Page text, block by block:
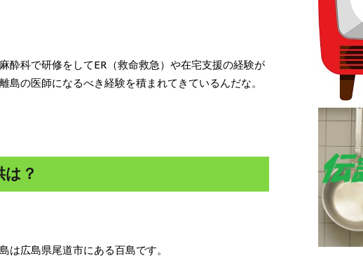
酔科で研修をしてER（救命救急）や在宅支援の経験が
島の医師になるべき経験を積まれてきているんだな。
？
は広島県尾道市にある百島です。